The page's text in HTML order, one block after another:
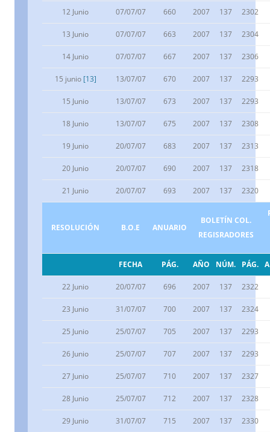
12 Junio 07/07/07 660 2007 137 2302
13 Junio 07/07/07 663 2007 137 2304
14 Junio 07/07/07 667 2007 137 2306
15 junio [13] 13/07/07 670 2007 137 2293
15 Junio 13/07/07 673 2007 137 2293
18 Junio 13/07/07 675 2007 137 2308
19 Junio 20/07/07 683 2007 137 2313
20 Junio 20/07/07 690 2007 137 2318
21 Junio 20/07/07 693 2007 137 2320
RESOLUCIÓN B.O.E ANUARIO
BOLETÍN COL.
REGISRADORES
FECHA PÁG. AÑO NÚM. PÁG.
22 Junio 20/07/07 696 2007 137 2322
23 Junio 31/07/07 700 2007 137 2324
25 Junio 25/07/07 705 2007 137 2293
26 Junio 25/07/07 707 2007 137 2293
27 Junio 25/07/07 710 2007 137 2327
28 Junio 25/07/07 712 2007 137 2328
29 Junio 31/07/07 715 2007 137 2330